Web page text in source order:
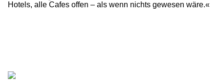
Hotels, alle Cafes offen – als wenn nichts gewesen wäre.«